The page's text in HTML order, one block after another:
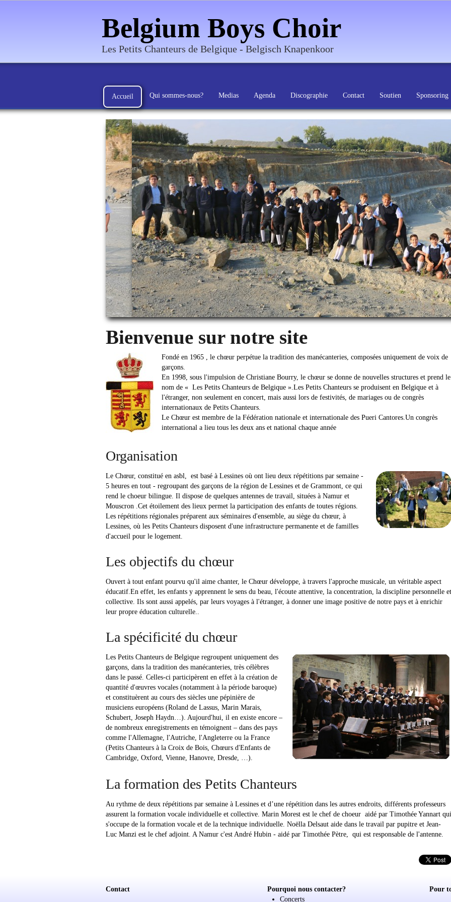
Belgium Boys Choir
Les Petits Chanteurs de Belgique - Belgisch Knapenkoor
Accueil Qui sommes-nous? Medias Agenda Discographie Contact Soutien Sponsoring
Bienvenue sur notre site
Fondé en 1965 , le chœur perpétue la tradition des manécanteries, composées uniquement de voix de
garçons.
En 1998, sous l'impulsion de Christiane Bourry, le chœur se donne de nouvelles structures et prend le
nom de « Les Petits Chanteurs de Belgique ».Les Petits Chanteurs se produisent en Belgique et à
l'étranger, non seulement en concert, mais aussi lors de festivités, de mariages ou de congrès
internationaux de Petits Chanteurs.
Le Chœur est membre de la Fédération nationale et internationale des Pueri Cantores.Un congrès
international a lieu tous les deux ans et national chaque année
Organisation
Le Chœur, constitué en asbl, est basé à Lessines où ont lieu deux répétitions par semaine -
5 heures en tout - regroupant des garçons de la région de Lessines et de Grammont, ce qui
rend le choeur bilingue. Il dispose de quelques antennes de travail, situées à Namur et
Mouscron .Cet étoilement des lieux permet la participation des enfants de toutes régions.
Les répétitions régionales préparent aux séminaires d'ensemble, au siège du chœur, à
Lessines, où les Petits Chanteurs disposent d'une infrastructure permanente et de familles
d'accueil pour le logement.
Les objectifs du chœur
Ouvert à tout enfant pourvu qu'il aime chanter, le Chœur développe, à travers l'approche musicale, un véritable aspect
éducatif.En effet, les enfants y apprennent le sens du beau, l'écoute attentive, la concentration, la discipline personnelle et
collective. Ils sont aussi appelés, par leurs voyages à l'étranger, à donner une image positive de notre pays et à enrichir
leur propre éducation culturelle..
La spécificité du chœur
Les Petits Chanteurs de Belgique regroupent uniquement des
garçons, dans la tradition des manécanteries, très célèbres
dans le passé. Celles-ci participèrent en effet à la création de
quantité d'œuvres vocales (notamment à la période baroque)
et constituèrent au cours des siècles une pépinière de
musiciens européens (Roland de Lassus, Marin Marais,
Schubert, Joseph Haydn…). Aujourd'hui, il en existe encore –
de nombreux enregistrements en témoignent – dans des pays
comme l'Allemagne, l'Autriche, l'Angleterre ou la France
(Petits Chanteurs à la Croix de Bois, Chœurs d'Enfants de
Cambridge, Oxford, Vienne, Hanovre, Dresde, …).
La formation des Petits Chanteurs
Au rythme de deux répétitions par semaine à Lessines et d’une répétition dans les autres endroits, différents professeurs
assurent la formation vocale individuelle et collective. Marin Morest est le chef de choeur aidé par Timothée Yannart qui
s'occupe de la formation vocale et de la technique individuelle. Noëlla Delsaut aide dans le travail par pupitre et Jean-
Luc Manzi est le chef adjoint. A Namur c'est André Hubin - aidé par Timothée Pètre, qui est responsable de l'antenne.
Contact
Pourquoi nous contacter?
Concerts
Pour